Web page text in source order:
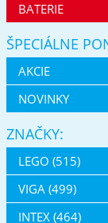
BATERIE
ŠPECIÁLNE
AKCIE
NOVINKY
ZNAČKY:
LEGO (515)
VIGA (499)
INTEX (464)